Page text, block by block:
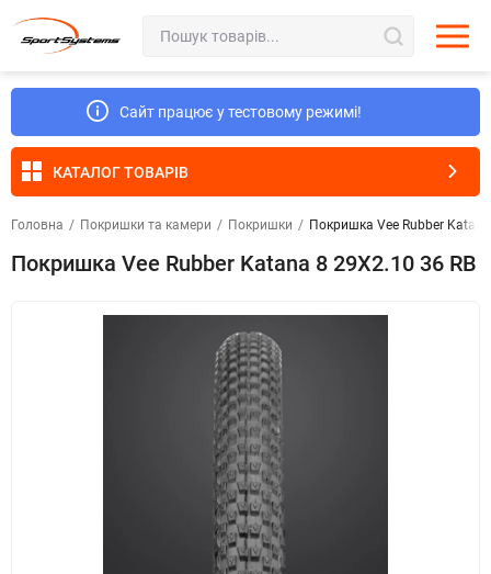
Сайт працює у тестовому режимі!
КАТАЛОГ ТОВАРІВ
Головна / Покришки та камери / Покришки / Покришка Vee Rubber
Покришка Vee Rubber Katana 8 29X2.10 36 RB